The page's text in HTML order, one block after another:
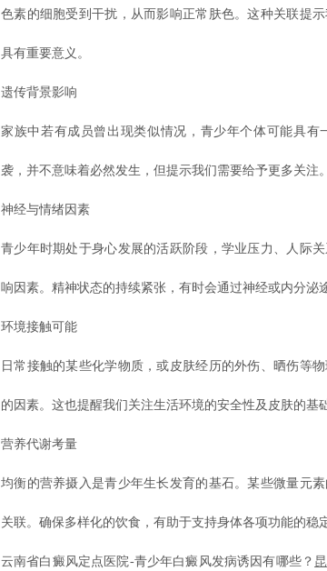
色素的细胞受到干扰，从而影响正常肤色。这种关联提
具有重要意义。
遗传背景影响
家族中若有成员曾出现类似情况，青少年个体可能具
袭，并不意味着必然发生，但提示我们需要给予更多关注。
神经与情绪因素
青少年时期处于身心发展的活跃阶段，学业压力、人际
响因素。精神状态的持续紧张，有时会通过神经或内分泌
环境接触可能
日常接触的某些化学物质，或皮肤经历的外伤、晒伤等
的因素。这也提醒我们关注生活环境的安全性及皮肤的基
营养代谢考量
均衡的营养摄入是青少年生长发育的基石。某些微量元
关联。确保多样化的饮食，有助于支持身体各项功能的稳
云南省白癜风定点医院-青少年白癜风发病诱因有哪些？